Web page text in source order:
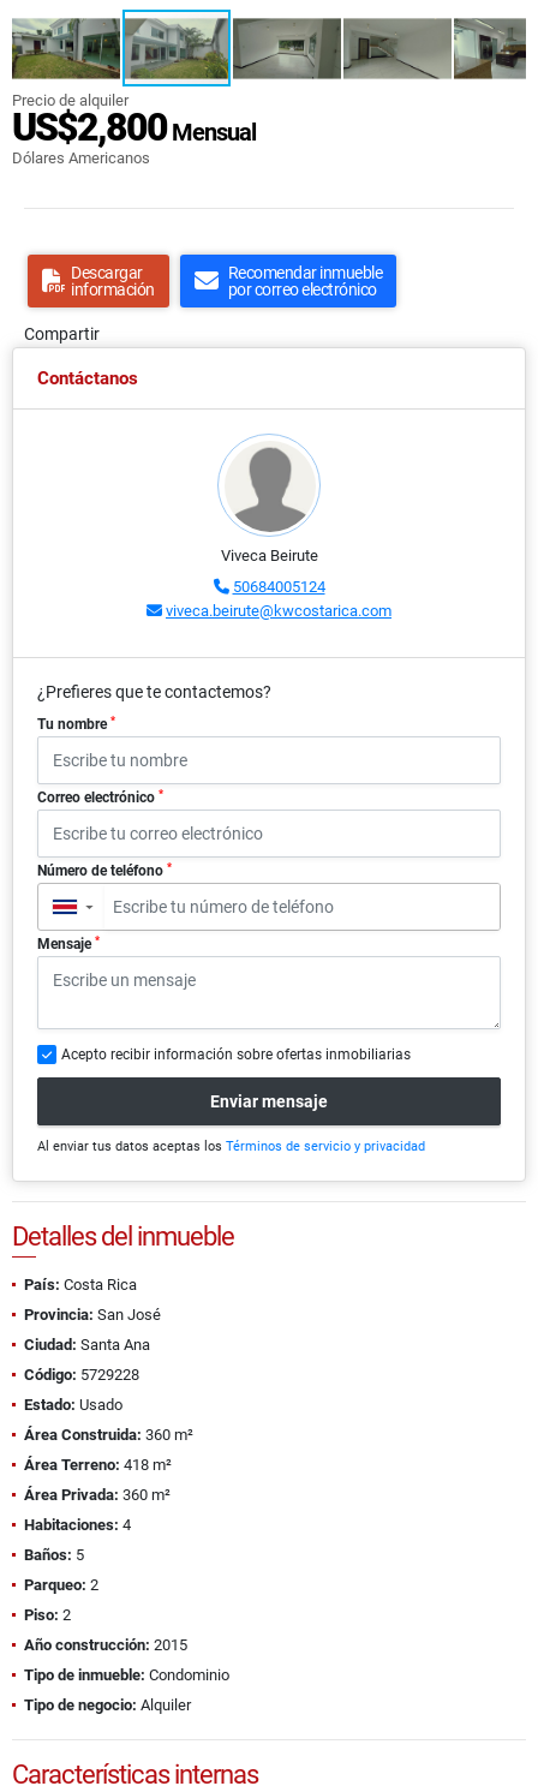
Precio de alquiler
US$2,800Mensual
Dólares Americanos
Descargar
información
Recomendar inmueble
por correo electrónico
Compartir
Contáctanos
Viveca Beirute
50684005124
viveca.beirute@kwcostarica.com
¿Prefieres que te contactemos?
Tu nombre *
Correo electrónico *
Número de teléfono *
▼
Mensaje *
Acepto recibir información sobre ofertas inmobiliarias
Enviar mensaje
Al enviar tus datos aceptas los Términos de servicio y privacidad
Detalles del inmueble
País: Costa Rica
Provincia: San José
Ciudad: Santa Ana
Código: 5729228
Estado: Usado
Área Construida: 360 m²
Área Terreno: 418 m²
Área Privada: 360 m²
Habitaciones: 4
Baños: 5
Parqueo: 2
Piso: 2
Año construcción: 2015
Tipo de inmueble: Condominio
Tipo de negocio: Alquiler
Características internas